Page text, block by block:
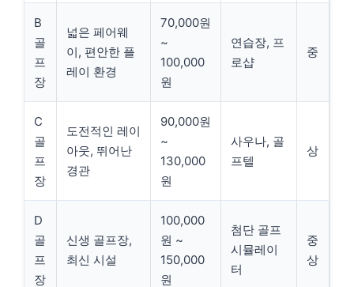
B
골
프
장
넓은 페어웨
이, 편안한 플
레이 환경
70,000원
~
100,000
원
연습장, 프
로샵
중
C
골
프
장
도전적인 레이
아웃, 뛰어난
경관
90,000원
~
130,000
원
사우나, 골
프텔
상
D
골
프
장
신생 골프장,
최신 시설
100,000
원 ~
150,000
원
첨단 골프
시뮬레이
터
중
상